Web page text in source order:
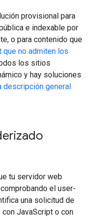
provisional para
e indexable por
o para contenido que
no admiten los
los sitios
y hay soluciones
descripción general
tu servidor web
el user-
una solicitud de
JavaScript o con